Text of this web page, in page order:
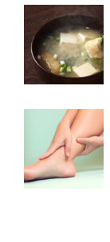
投
稿
ナ
ビ